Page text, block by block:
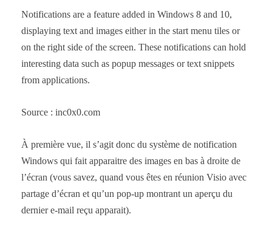
Notifications are a feature added in Windows 8 and 10,
displaying text and images either in the start menu tiles or
on the right side of the screen. These notifications can hold
interesting data such as popup messages or text snippets
from applications.
Source : inc0x0.com
À première vue, il s’agit donc du système de notification
Windows qui fait apparaitre des images en bas à droite de
l’écran (vous savez, quand vous êtes en réunion Visio avec
partage d’écran et qu’un pop-up montrant un aperçu du
dernier e-mail reçu apparait).